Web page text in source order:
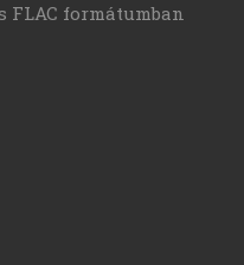
FLAC formátumban